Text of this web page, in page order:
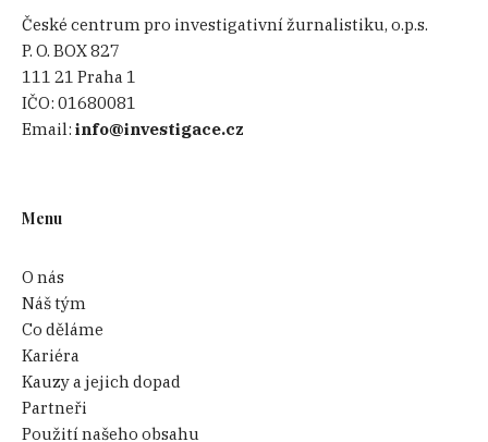
České centrum pro investigativní žurnalistiku, o.p.s.
P. O. BOX 827
111 21 Praha 1
IČO:01680081
Email:info@investigace.cz
Menu
O nás
Náš tým
Co děláme
Kariéra
Kauzy a jejich dopad
Partneři
Použití našeho obsahu